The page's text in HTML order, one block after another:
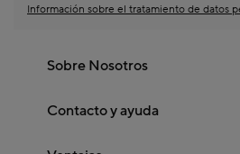
Información sobre el tratamiento de datos
Sobre Nosotros
Contacto y ayuda